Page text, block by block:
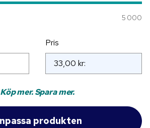
5 000
Pris
Köp mer. Spara mer.